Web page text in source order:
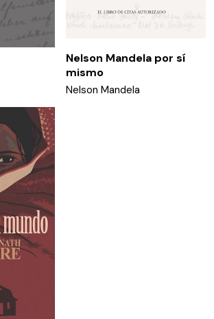
Nelson Mandela por sí
mismo
Nelson Mandela